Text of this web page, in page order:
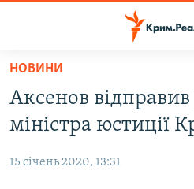
Перейти
основного
матеріалу
до
ВІДЕО ТА ФОТО
ПОЛІТИКА
НОВИНИ
Аксенов відправив
міністра юстиції
15 січень 2020, 13:31